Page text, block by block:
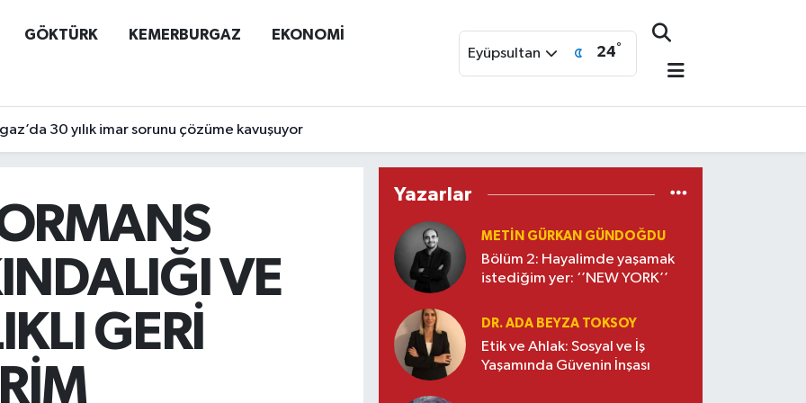
GÖKTÜRK KEMERBURGAZ EKONOMİ
Eyüpsultan 24°
30 yılık imar sorunu çözüme kavuşuyor
VE
GERİ
Yazarlar
METIN GÜRKAN GÜNDOĞDU
Bölüm 2: Hayalimde yaşamak
istediğim yer: ‘’NEW YORK’’
DR. ADA BEYZA TOKSOY
Etik ve Ahlak: Sosyal ve İş
Yaşamında Güvenin İnşası